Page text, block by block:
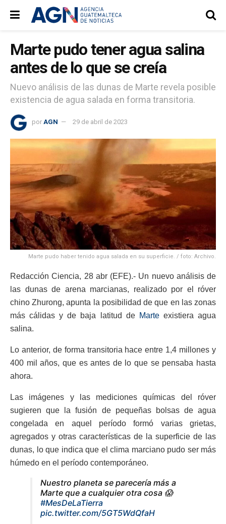
Marte pudo tener agua salina
antes de lo que se creía
Nuevo análisis de las dunas de Marte revela posible
existencia de agua salada en forma transitoria.
por AGN 29 de abril de 2023
Marte pudo haber tenido agua salada en su superficie. / foto: Archivo.
Redacción Ciencia, 28 abr (EFE).- Un nuevo análisis de
las dunas de arena marcianas, realizado por el róver
chino Zhurong, apunta la posibilidad de que en las zonas
más cálidas y de baja latitud de Marteexistiera agua
salina.
Lo anterior, de forma transitoria hace entre 1,4 millones y
400 mil años, que es antes de lo que se pensaba hasta
ahora.
Las imágenes y las mediciones químicas del róver
sugieren que la fusión de pequeñas bolsas de agua
congelada en aquel período formó varias grietas,
agregados y otras características de la superficie de las
dunas, lo que indica que el clima marciano pudo ser más
húmedo en el período contemporáneo.
Nuestro planeta se parecería más a
Marte que a cualquier otra cosa 😱
#MesDeLaTierra
pic.twitter.com/5GT5WdQfaH